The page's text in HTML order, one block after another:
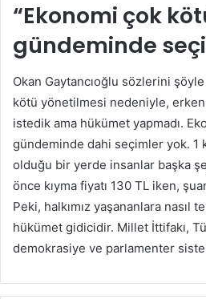
“Ekonomi çok
gündeminde
Okan Gaytancıoğlu sözlerini
kötü yönetilmesi nedeniyle, erken
istedik ama hükümet yapmadı.
gündeminde dahi seçimler yok. 1
olduğu bir yerde insanlar başka
önce kıyma fiyatı 130 TL iken,
Peki, halkımız yaşananlara nasıl
hükümet gidicidir. Millet İttifakı,
demokrasiye ve parlamenter